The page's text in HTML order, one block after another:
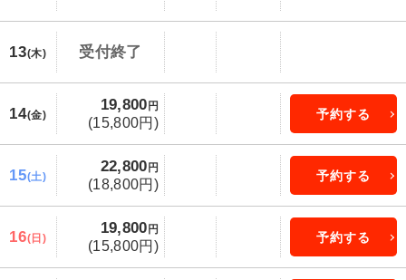
13(木) 受付終了
14(金)
19,800 円
(15,800円)
予約する
15(土)
22,800 円
(18,800円)
予約する
16(日)
19,800 円
(15,800円)
予約する